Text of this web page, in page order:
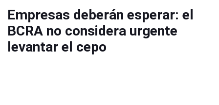
Empresas deberán esperar: el
BCRA no considera urgente
levantar el cepo